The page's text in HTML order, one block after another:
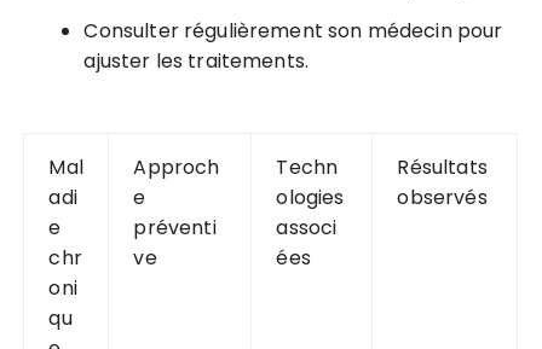
Consulter régulièrement son médecin pour
ajuster les traitements.
Mal
adi
e
chr
oni
qu
Approch
e
préventi
ve
Techn
ologies
associ
ées
Résultats
observés